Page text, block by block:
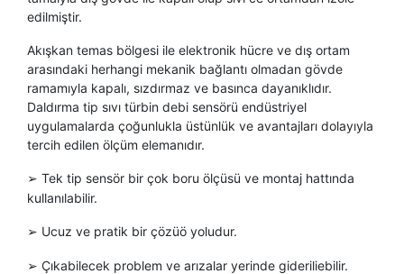
edilmiştir.
Akışkan temas bölgesi ile elektronik hücre ve dış ortam
arasındaki herhangi mekanik bağlantı olmadan gövde
ramamıyla kapalı, sızdırmaz ve basınca dayanıklıdır.
Daldırma tip sıvı türbin debi sensörü endüstriyel
uygulamalarda çoğunlukla üstünlük ve avantajları dolayıyla
tercih edilen ölçüm elemanıdır.
➢ Tek tip sensör bir çok boru ölçüsü ve montaj hattında
kullanılabilir.
➢ Ucuz ve pratik bir çözüö yoludur.
➢ Çıkabilecek problem ve arızalar yerinde gideriliebilir.